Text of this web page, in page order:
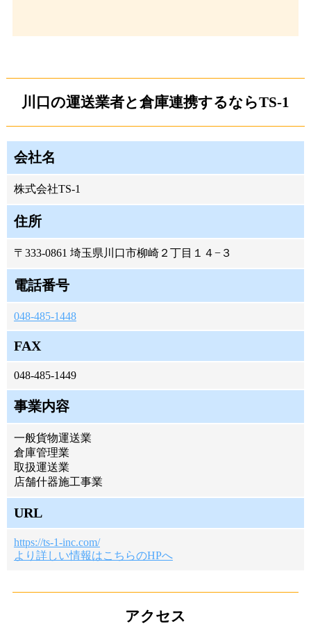
川口の運送業者と倉庫連携するならTS-1
会社名
株式会社TS-1
住所
〒333-0861 埼玉県川口市柳崎２丁目１４−３
電話番号
048-485-1448
FAX
048-485-1449
事業内容
一般貨物運送業
倉庫管理業
取扱運送業
店舗什器施工事業
URL
https://ts-1-inc.com/
より詳しい情報はこちらのHPへ
アクセス